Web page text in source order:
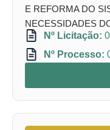
E REFORMA DO
NECESSIDADES
Nº Licitação:
Nº Processo: